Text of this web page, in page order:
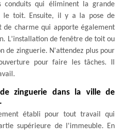
conduits qui éliminent la grande
le toit. Ensuite, il y a la pose de
charme qui apporte également
L'installation de fenêtre de toit ou
de zinguerie. N'attendez plus pour
pour faire les tâches. Il
zinguerie dans la ville de
établi pour tout travail qui
supérieure de l'immeuble. En